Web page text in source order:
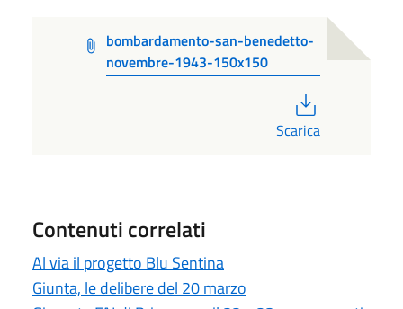
bombardamento-san-benedetto-
novembre-1943-150x150
Scarica
Contenuti correlati
Al via il progetto Blu Sentina
Giunta, le delibere del 20 marzo